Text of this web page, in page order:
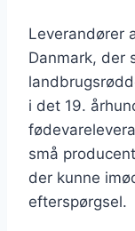
Leverandører
Danmark, der
i det 19.
små
der kunne
efterspørgsel.